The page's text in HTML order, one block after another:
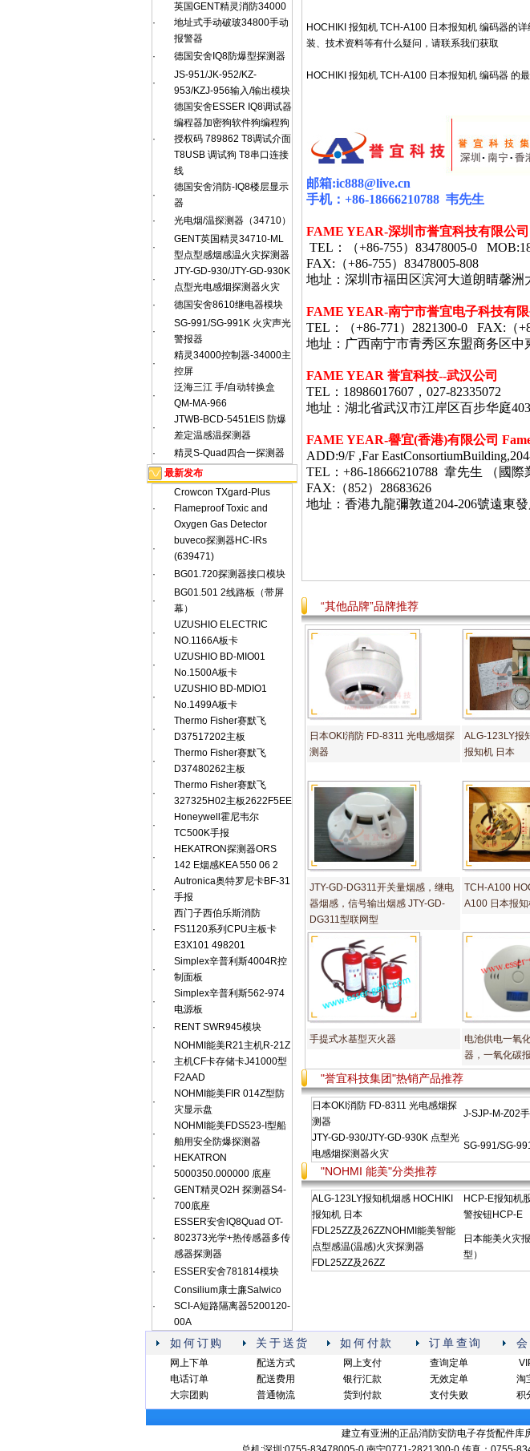
·
英国GENT精灵消防34000
地址式手动破玻34800手动
报警器
·
德国安舍IQ8防爆型探测器
·
JS-951/JK-952/KZ-
953/KZJ-956输入/输出模块
·
德国安舍ESSER IQ8调试器
编程器加密狗软件狗编程狗
授权码 789862 T8调试介面
T8USB 调试狗 T8串口连接
线
·
德国安舍消防-IQ8楼层显示
器
·
光电烟/温探测器（34710）
·
GENT英国精灵34710-ML
型点型感烟感温火灾探测器
·
JTY-GD-930/JTY-GD-930K
点型光电感烟探测器火灾
·
德国安舍8610继电器模块
·
SG-991/SG-991K 火灾声光
警报器
·
精灵34000控制器-34000主
控屏
·
泛海三江 手/自动转换盒
QM-MA-966
·
JTWB-BCD-5451EIS 防爆
差定温感温探测器
·
精灵S-Quad四合一探测器
最新发布
·
Crowcon TXgard-Plus
Flameproof Toxic and
Oxygen Gas Detector
·
buveco探测器HC-IRs
(639471)
·
BG01.720探测器接口模块
·
BG01.501 2线路板（带屏
幕）
·
UZUSHIO ELECTRIC
NO.1166A板卡
·
UZUSHIO BD-MIO01
No.1500A板卡
·
UZUSHIO BD-MDIO1
No.1499A板卡
·
Thermo Fisher赛默飞
D37517202主板
·
Thermo Fisher赛默飞
D37480262主板
·
Thermo Fisher赛默飞
327325H02主板2622F5EE
·
Honeywell霍尼韦尔
TC500K手报
·
HEKATRON探测器ORS
142 E烟感KEA 550 06 2
·
Autronica奥特罗尼卡BF-31
手报
·
西门子西伯乐斯消防
FS1120系列CPU主板卡
E3X101 498201
·
Simplex辛普利斯4004R控
制面板
·
Simplex辛普利斯562-974
电源板
·
RENT SWR945模块
·
NOHMI能美R21主机R-21Z
主机CF卡存储卡J41000型
F2AAD
·
NOHMI能美FIR 014Z型防
灾显示盘
·
NOHMI能美FDS523-I型船
舶用安全防爆探测器
·
HEKATRON
5000350.000000 底座
·
GENT精灵O2H 探测器S4-
700底座
·
ESSER安舍lQ8Quad OT-
802373光学+热传感器多传
感器探测器
·
ESSER安舍781814模块
·
Consilium康士廉Salwico
SCI-A短路隔离器5200120-
00A
HOCHIKI 报知机 TCH-A100 日本报知机 编码器的
装、技术资料等有什么疑问，请联系我们获取
HOCHIKI 报知机 TCH-A100 日本报知机 编码器 的最
邮箱:ic888@live.cn
手机： +86-18666210788 韦先生
FAME YEAR-深圳市誉宜科技有限公
TEL ：（+86-755） 83478005-0
FAX: （+86-755） 83478005-808
地址：深圳市福田区滨河大道朗晴馨洲
FAME YEAR-南宁市誉宜电子科技有
TEL ：（+86-771 ） 2821300-0 FAX: （
地址：广西南宁市青秀区东盟商务区中
FAME YEAR 誉宜科技--武汉公司
TEL：18986017607，027-82335072
地址：湖北省武汉市江岸区百步华庭403
FAME YEAR-譽宜(香港)有限公司
ADD:9/F ,Far
TEL：+86-18666210788 韋先生 （國際
FAX:（852）28683626
地址：香港九龍彌敦道204-206號遠東
“其他品牌”品牌推荐
日本OKI消防 FD-8311 光电感烟探
测器
ALG-123LY报
报知机 日本
JTY-GD-DG311开关量烟感，继电
器烟感，信号输出烟感 JTY-GD-
DG311型联网型
TCH-A100
A100 日本报
手提式水基型灭火器
电池供电一氧
器，一氧化碳
"誉宜科技集团"热销产品推荐
日本OKI消防 FD-8311 光电感烟探
测器
J-SJP-M-Z02
JTY-GD-930/JTY-GD-930K 点型光
电感烟探测器火灾
SG-991/SG-
"NOHMI 能美"分类推荐
ALG-123LY报知机烟感 HOCHIKI
报知机 日本
HCP-E报知机
警按钮HCP-E
FDL25ZZ及26ZZNOHMI能美智能
点型感温(温感)火灾探测器
FDL25ZZ及26ZZ
日本能美火灾
型）
如何订购 关于送货 如何付款 订单查询
网上下单
电话订单
大宗团购
配送方式
配送费用
普通物流
网上支付
银行汇款
货到付款
查询定单
无效定单
支付失败
淘
积
建立有亚洲的正品消防安防电子存货配件库